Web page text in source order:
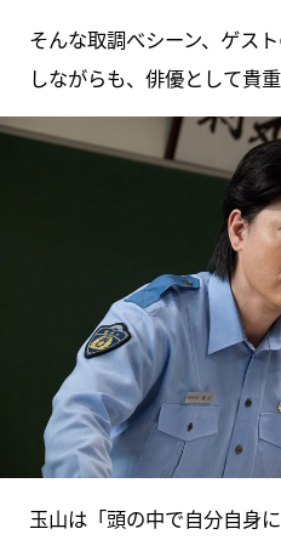
そんな取調べシーン、ゲス
しながらも、俳優として貴
玉山は「頭の中で自分自身